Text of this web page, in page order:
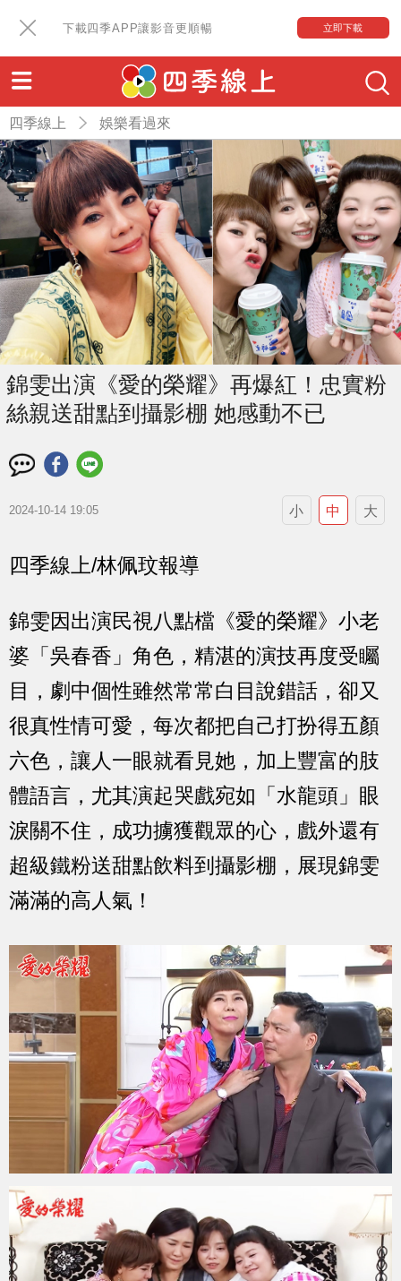
下載四季APP讓影音更順暢 立即下載
四季線上 娛樂看過來
錦雯出演《愛的榮耀》再爆紅！忠實粉
絲親送甜點到攝影棚 她感動不已
2024-10-14 19:05 小 中 大
四季線上/林佩玟報導
錦雯因出演民視八點檔《愛的榮耀》小老
婆「吳春香」角色，精湛的演技再度受矚
目，劇中個性雖然常常白目說錯話，卻又
很真性情可愛，每次都把自己打扮得五顏
六色，讓人一眼就看見她，加上豐富的肢
體語言，尤其演起哭戲宛如「水龍頭」眼
淚關不住，成功擄獲觀眾的心，戲外還有
超級鐵粉送甜點飲料到攝影棚，展現錦雯
滿滿的高人氣！